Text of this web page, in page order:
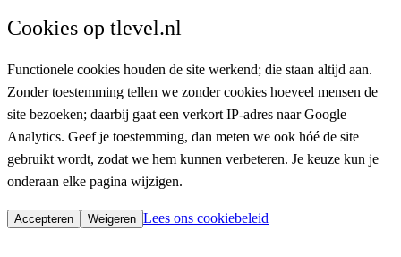
Cookies op tlevel.nl
Functionele cookies houden de site werkend; die staan altijd aan.
Zonder toestemming tellen we zonder cookies hoeveel mensen de
site bezoeken; daarbij gaat een verkort IP-adres naar Google
Analytics. Geef je toestemming, dan meten we ook hóé de site
gebruikt wordt, zodat we hem kunnen verbeteren. Je keuze kun je
onderaan elke pagina wijzigen.
Accepteren Weigeren Lees ons cookiebeleid